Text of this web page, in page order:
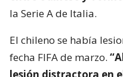
la Serie A de Italia.
El chileno se había
fecha FIFA de marzo.
lesión distractora en